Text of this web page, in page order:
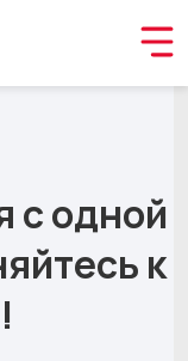
с одной
к